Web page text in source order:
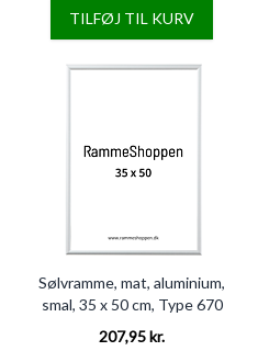
TILFØJ TIL KURV
Sølvramme, mat, aluminium,
smal, 35 x 50 cm, Type 670
207,95 kr.